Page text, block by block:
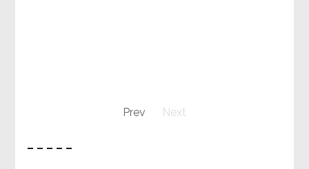
Prev Next
– – – – –